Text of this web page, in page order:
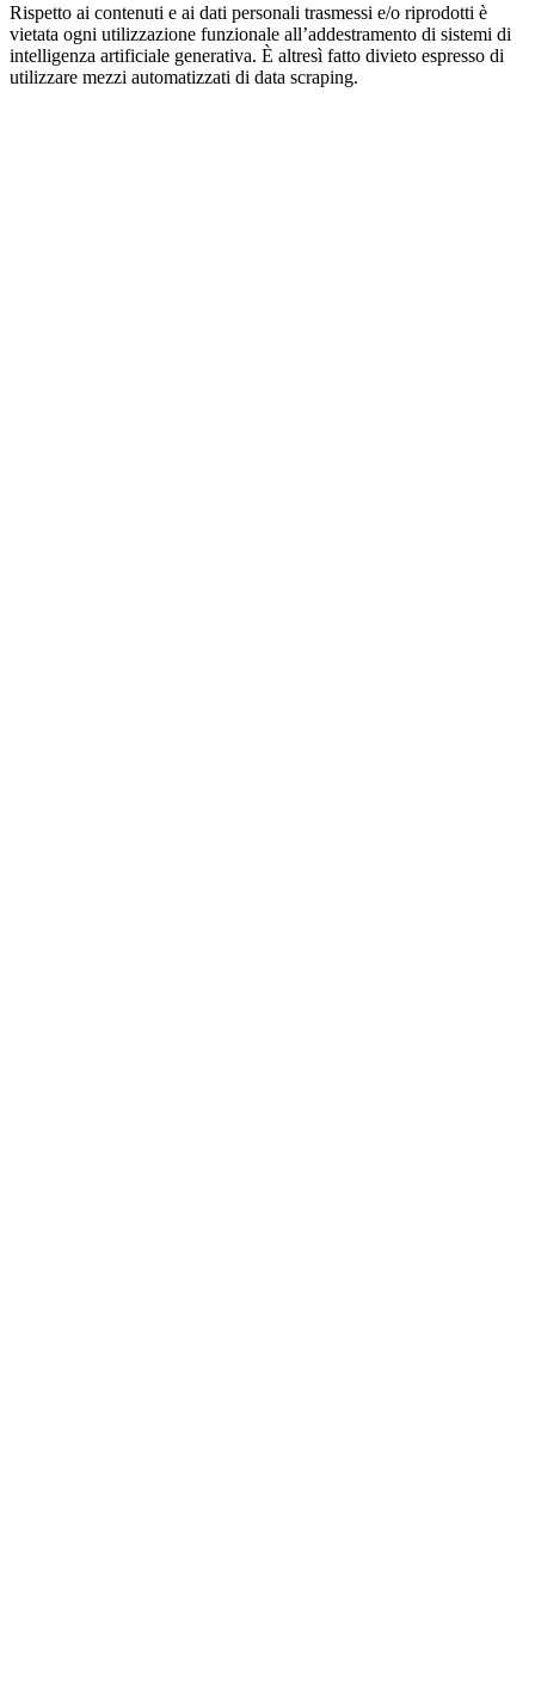
Rispetto ai contenuti e ai dati personali trasmessi e/o riprodotti è
vietata ogni utilizzazione funzionale all’addestramento di sistemi di
intelligenza artificiale generativa. È altresì fatto divieto espresso di
utilizzare mezzi automatizzati di data scraping.